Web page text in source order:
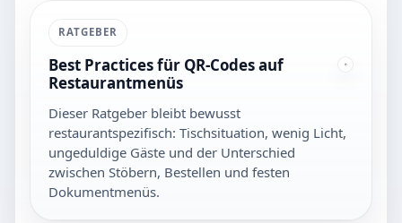
RATGEBER
Best Practices für QR-Codes auf
Restaurantmenüs
Dieser Ratgeber bleibt bewusst
restaurantspezifisch: Tischsituation, wenig Licht,
ungeduldige Gäste und der Unterschied
zwischen Stöbern, Bestellen und festen
Dokumentmenüs.